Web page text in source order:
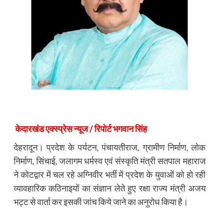
केदारखंड एक्स्प्रेस न्यूज / रिपोर्ट भगवान सिंह
देहरादून। प्रदेश के पर्यटन, पंचायतीराज, ग्रामीण निर्माण, लोक
निर्माण, सिंचाई, जलागम धर्मस्व एवं संस्कृति मंत्री सतपाल महाराज
ने कोटद्वार में चल रहे अग्निवीर भर्ती में प्रदेश के युवाओं को हो रही
व्यावहारिक कठिनाइयों का संज्ञान लेते हुए रक्षा राज्य मंत्री अजय
भट्ट से वार्ता कर इसकी जांच किये जाने का अनुरोध किया है।